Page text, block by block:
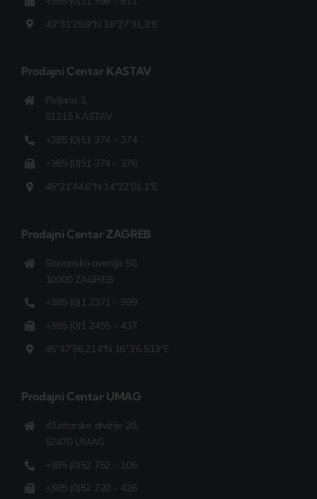
43°31’25.9″N 16°27’31.3″E
Prodajni Centar KASTAV
Poljana 3,
51215 KASTAV
+385 (0)51 374 – 374
+385 (0)51 374 – 376
45°21’44.6″N 14°22’01.1″E
Prodajni Centar ZAGREB
Slavonska avenija 50,
10000 ZAGREB
+385 (0)1 2371 – 999
+385 (0)1 2455 – 437
45°47’56.214″N 16°3’6.513″E
Prodajni Centar UMAG
43.istarske divizije 20,
52470 UMAG
+385 (0)52 752 – 106
+385 (0)52 720 – 426